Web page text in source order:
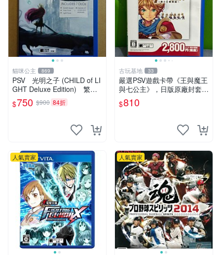
貓咪公主 869
PSV 光明之子 (CHILD of LI
GHT Deluxe Edition) 繁體
中文版 二手品
$750 $900 84折
古玩基地 33
嚴選PSV遊戲卡帶《王與魔王
與七公主》，日版原廠封套，
雙面精美封面，實測暢玩無障
礙。久藏家中，輕微使用痕
估。古董級遊戲限量收
$810
人氣賣家 人氣賣家